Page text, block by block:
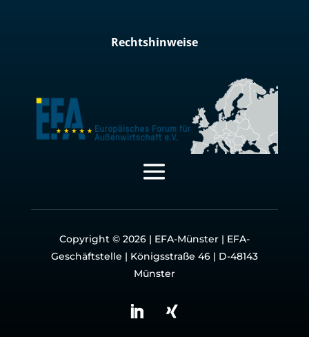
Rechtshinweise
Copyright © 2026 | EFA-Münster | EFA-
Geschäftstelle | Königsstraße 46 | D-48143
Münster